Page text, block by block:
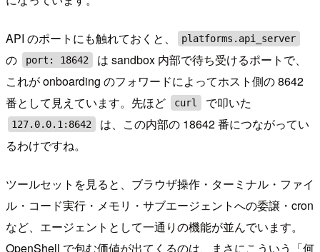
API のポートにも触れておくと、 platforms.api_server
の port: 18642
は sandbox 内部で待ち受けるポートで、
これが onboarding のフォワードによってホスト側の 8642
番として見えています。先ほど
curl で叩いた
127.0.0.1:8642
は、この内部の 18642 番につながってい
るわけですね。
ツールセットを見ると、ブラウザ操作・ターミナル・ファイ
ル・コード実行・メモリ・サブエージェントへの委譲・cron
など、エージェントとして一通りの機能が並んでいます。
OpenShell で包む価値が出てくるのは、まさにこういう「何